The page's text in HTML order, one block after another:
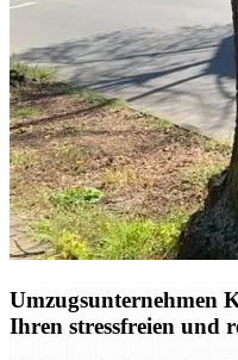
Umzugsunternehmen
Ihren stressfreien und